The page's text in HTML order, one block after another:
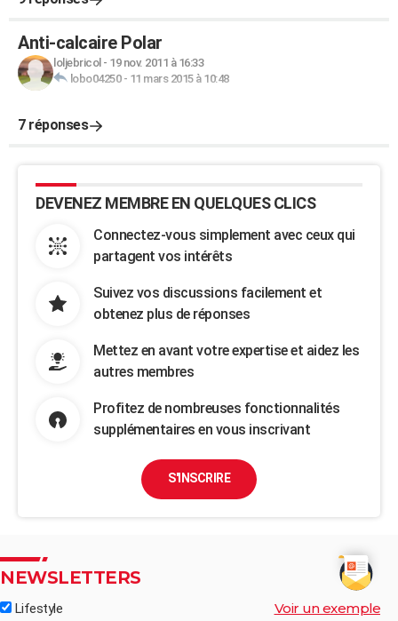
Anti-calcaire Polar
loljebricol - 19 nov. 2011 à 16:33
lobo04250- 11 mars 2015 à 10:48
7 réponses
DEVENEZ MEMBRE EN QUELQUES CLICS
Connectez-vous simplement avec ceux qui
partagent vos intérêts
Suivez vos discussions facilement et
obtenez plus de réponses
Mettez en avant votre expertise et aidez les
autres membres
Profitez de nombreuses fonctionnalités
supplémentaires en vous inscrivant
S'INSCRIRE
NEWSLETTERS
Lifestyle Voir un exemple